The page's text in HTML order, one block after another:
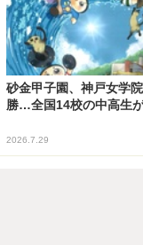
砂金甲子園、神戸女学
勝…全国14校の中高生
2026.7.29